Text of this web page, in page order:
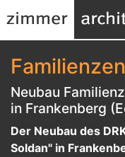
Neubau
in Frankenberg
Der Neubau des
Soldan" in